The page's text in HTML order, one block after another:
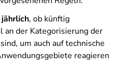
, ob künftig
an der Kategorisierung der
um auch auf technische
reagieren